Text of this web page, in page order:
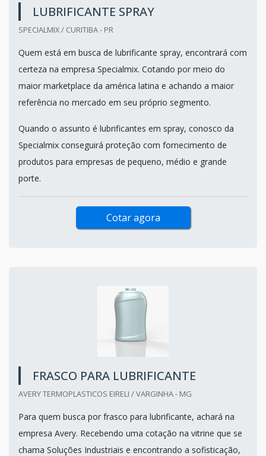
LUBRIFICANTE SPRAY
SPECIALMIX / CURITIBA - PR
Quem está em busca de lubrificante spray, encontrará com
certeza na empresa Specialmix. Cotando por meio do
maior marketplace da américa latina e achando a maior
referência no mercado em seu próprio segmento.
Quando o assunto é lubrificantes em spray, conosco da
Specialmix conseguirá proteção com fornecimento de
produtos para empresas de pequeno, médio e grande
porte.
Cotar agora
FRASCO PARA LUBRIFICANTE
AVERY TERMOPLASTICOS EIRELI / VARGINHA - MG
Para quem busca por frasco para lubrificante, achará na
empresa Avery. Recebendo uma cotação na vitrine que se
chama Soluções Industriais e encontrando a sofisticação,